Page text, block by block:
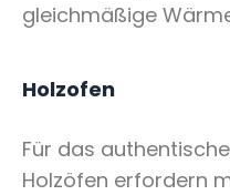
gleichmäßige
Holzofen
Für das
Holzöfen erfordern